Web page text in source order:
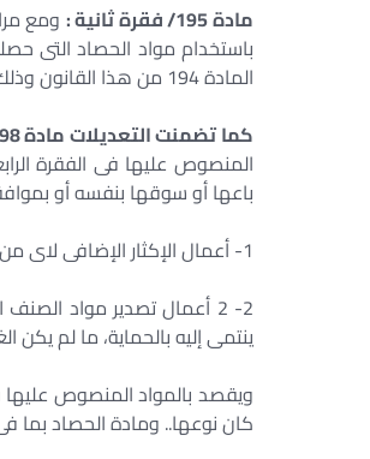
مادة 195/ فقرة ثانية :
ومع
باستخدام مواد الحصاد التى
المادة 194 من هذا القانون وذلك فيما يحوزونه من أراض بغرض الإكثار.
كما تضمنت التعديلات مادة 198 :
باعها أو سوقها بنفسه أو
1- أعمال الإكثار الإضافى لاى من الأصناف المشار اليها فى هذه الفقرة.
2- 2 أعمال تصدير مواد
ينتمى إليه بالحماية، ما لم
ويقصد بالمواد المنصوص عليها
كان نوعها.. ومادة الحصاد بما